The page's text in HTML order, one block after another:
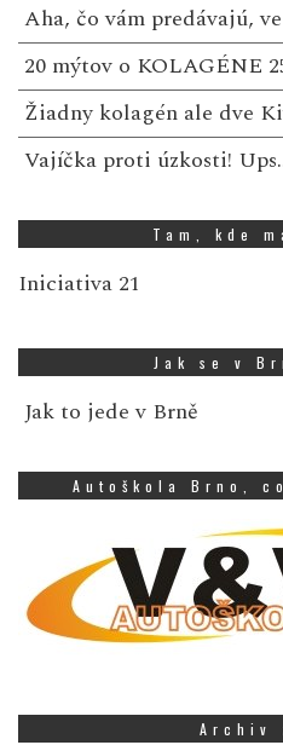
Aha, čo vám predávajú,
20 mýtov o KOLAGÉNE
Žiadny kolagén ale dve
Vajíčka proti úzkosti!
Tam, kde
Iniciativa 21
Jak se v
Jak to jede v Brně
Autoškola Brno,
Archiv